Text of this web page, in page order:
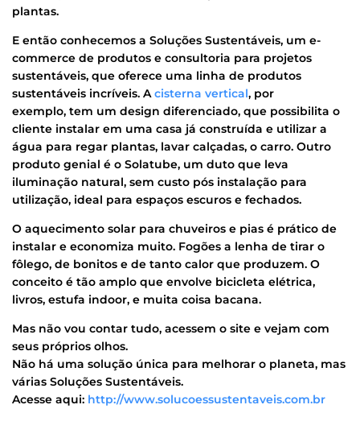
plantas.
E então conhecemos a Soluções Sustentáveis, um e-
commerce de produtos e consultoria para projetos
sustentáveis, que oferece uma linha de produtos
sustentáveis incríveis. Acisterna vertical, por
exemplo, tem um design diferenciado, que possibilita o
cliente instalar em uma casa já construída e utilizar a
água para regar plantas, lavar calçadas, o carro. Outro
produto genial é o Solatube, um duto que leva
iluminação natural, sem custo pós instalação para
utilização, ideal para espaços escuros e fechados.
O aquecimento solar para chuveiros e pias é prático de
instalar e economiza muito. Fogões a lenha de tirar o
fôlego, de bonitos e de tanto calor que produzem. O
conceito é tão amplo que envolve bicicleta elétrica,
livros, estufa indoor, e muita coisa bacana.
Mas não vou contar tudo, acessem o site e vejam com
seus próprios olhos.
Não há uma solução única para melhorar o planeta, mas
várias Soluções Sustentáveis.
Acesse aqui: http://www.solucoessustentaveis.com.br